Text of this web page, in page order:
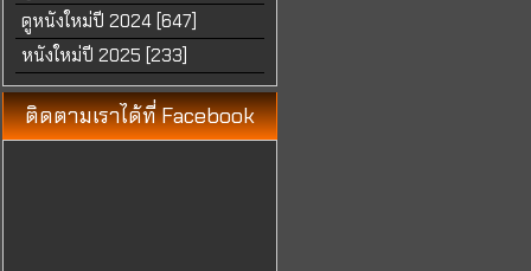
ดูหนังใหม่ปี 2024 [647]
หนังใหม่ปี 2025 [233]
ติดตามเราได้ที่ Facebook